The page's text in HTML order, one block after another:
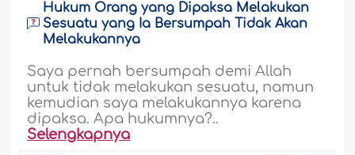
Hukum Orang yang Dipaksa Melakukan
Sesuatu yang Ia Bersumpah Tidak Akan
Melakukannya
Saya pernah bersumpah demi Allah
untuk tidak melakukan sesuatu, namun
kemudian saya melakukannya karena
dipaksa. Apa hukumnya?..
Selengkapnya